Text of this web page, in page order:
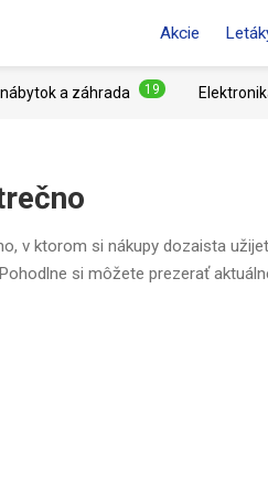
Akcie
a záhrada 19
v ktorom si nákupy dozaista
si môžete prezerať